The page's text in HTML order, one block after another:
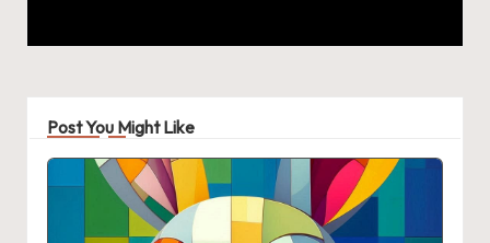
Post You Might Like